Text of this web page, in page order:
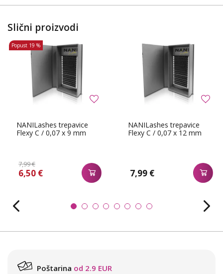
Slični proizvodi
NANILashes trepavice
Flexy C / 0,07 x 9 mm
7,99 €
6,50 €
Popust 19 %
NANILashes trepavice
Flexy C / 0,07 x 12 mm
7,99 €
Poštarina od 2.9 EUR